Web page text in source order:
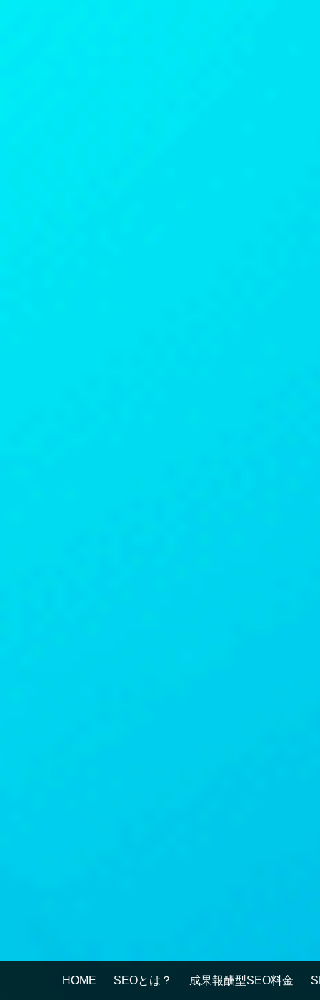
HOME SEOとは？ 成果報酬型SEO料金